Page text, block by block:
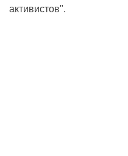
активистов".